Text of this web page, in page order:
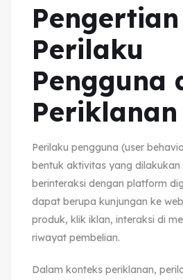
Pengertian
Perilaku
Pengguna
Perilaku pengguna (user
bentuk aktivitas yang
berinteraksi dengan platform
dapat berupa kunjungan ke
produk, klik iklan, interaksi di
riwayat pembelian.
Dalam konteks periklanan,